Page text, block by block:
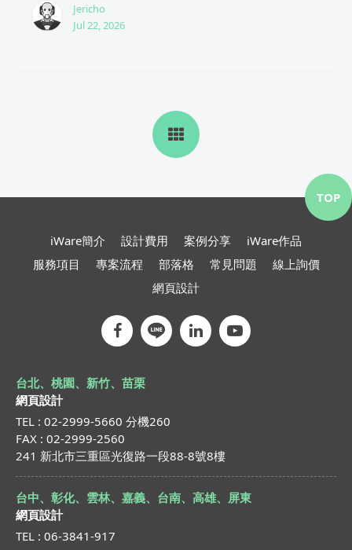
Jericho
Jul 22, 2026
iWare簡介 設計費用 案例分享
iWare作品
服務項目
專案流程 部落格 常見問題
線上詢價
網頁設計
台北、桃園、新竹、苗栗
網頁設計
TEL : 02-2999-5660 分機260
FAX : 02-2999-2560
241 新北市三重區光復路一段88-8號8樓
台中、彰化、雲林、嘉義、台南、高雄、屏東
網頁設計
TEL : 06-3841-917
TOP